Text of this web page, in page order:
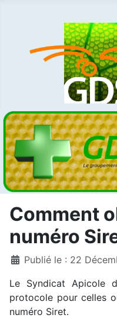
Comment
numéro
DétailsPublié le : 22
Le Syndicat Apicole
protocole pour celles
numéro Siret.